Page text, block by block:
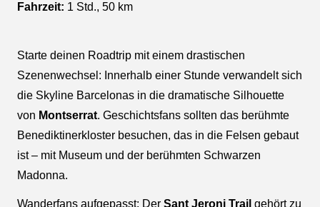
Fahrzeit: 1 Std., 50 km
Starte deinen Roadtrip mit einem drastischen
Szenenwechsel: Innerhalb einer Stunde verwandelt sich
die Skyline Barcelonas in die dramatische Silhouette
von Montserrat. Geschichtsfans sollten das berühmte
Benediktinerkloster besuchen, das in die Felsen gebaut
ist – mit Museum und der berühmten Schwarzen
Madonna.
Wanderfans aufgepasst: Der Sant Jeroni Trail gehört zu